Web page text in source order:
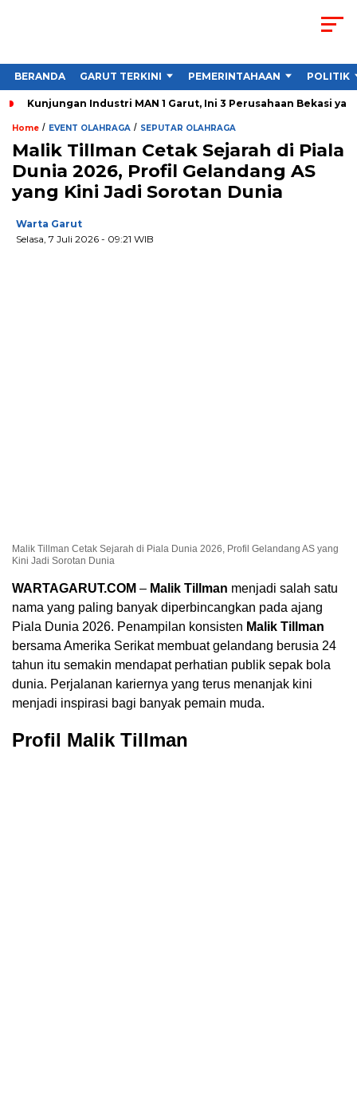
BERANDA GARUT TERKINI PEMERINTAHAAN POLITIK
Kunjungan Industri MAN 1 Garut, Ini 3 Perusahaan Bekasi
Home / EVENT OLAHRAGA / SEPUTAR OLAHRAGA
Malik Tillman Cetak Sejarah di Piala
Dunia 2026, Profil Gelandang AS
yang Kini Jadi Sorotan Dunia
Warta Garut
Selasa, 7 Juli 2026 - 09:21 WIB
Malik Tillman Cetak Sejarah di Piala Dunia 2026, Profil Gelandang AS yang
Kini Jadi Sorotan Dunia
WARTAGARUT.COM – Malik Tillman menjadi salah satu
nama yang paling banyak diperbincangkan pada ajang
Piala Dunia 2026. Penampilan konsisten Malik Tillman
bersama Amerika Serikat membuat gelandang berusia 24
tahun itu semakin mendapat perhatian publik sepak bola
dunia. Perjalanan kariernya yang terus menanjak kini
menjadi inspirasi bagi banyak pemain muda.
Profil Malik Tillman